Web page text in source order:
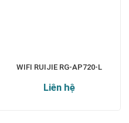
WIFI RUIJIE RG-AP720-L
Liên hệ